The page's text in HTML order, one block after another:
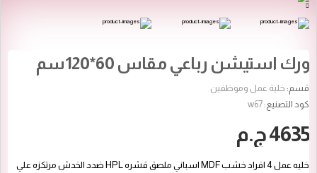
ورك استيشن رباعي مقاس 60*120سم
قسم: خلية عمل وموظفين
كود التصنيع:w67
4635 ج.م
خليه عمل 4 افراد خشب MDF اسباني ملصق قشره HPL ضدد الخدش مرتكزه علي